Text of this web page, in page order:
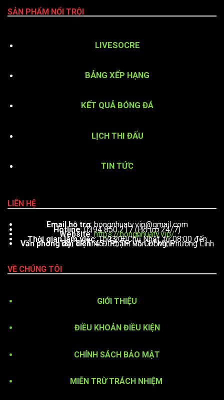
SẢN PHẨM NỔI TRỘI
LIVESOCRE
BẢNG XẾP HẠNG
KẾT QUẢ BÓNG ĐÁ
LỊCH THI ĐẤU
TIN TỨC
LIÊN HỆ
Email hỗ trợ:bongnhuatv.vip@gmail.com
Hotline: 0394 850 217 (Hỗ trợ 24/7)
Website:https://bongnhuatv.vip/
Thời gian làm việc : Thứ 2 – Chủ Nhật, từ 08:00 đến 23:00
Văn phòng đại diện: 451 Phạm Văn Đồng, Phường Linh Tây, TP. Thủ Đức, TP. Hồ Chí Minh
VỀ CHÚNG TÔI
GIỚI THIỆU
ĐIỀU KHOẢN ĐIỀU KIỆN
CHÍNH SÁCH BẢO MẬT
MIỄN TRỪ TRÁCH NHIỆM